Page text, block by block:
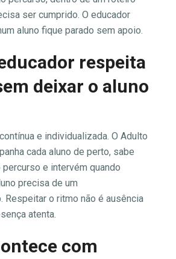
ser cumprido. O educador
aluno fique parado sem apoio.
respeita
deixar o aluno
e individualizada. O Adulto
cada aluno de perto, sabe
e intervém quando
precisa de um
Respeitar o ritmo não é ausência
atenta.
com